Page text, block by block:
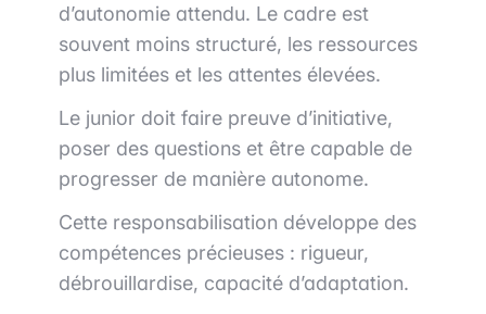
d’autonomie attendu. Le cadre est
souvent moins structuré, les ressources
plus limitées et les attentes élevées.
Le junior doit faire preuve d’initiative,
poser des questions et être capable de
progresser de manière autonome.
Cette responsabilisation développe des
compétences précieuses : rigueur,
débrouillardise, capacité d’adaptation.